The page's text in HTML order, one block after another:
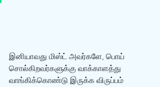
இனியாவது மிஸ்ட் அவர்களே, பொய்
சொல்கிறவர்களுக்கு வாக்காளத்து
வாங்கிக்கொண்டு இருக்க விருப்பம்